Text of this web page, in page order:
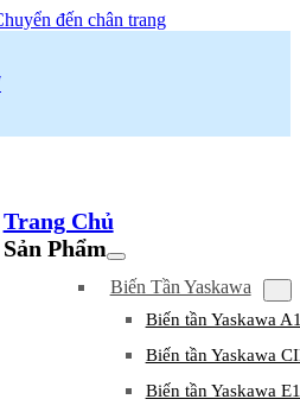
đến chân trang
Trang Chủ
Sản Phẩm
Biến Tần Yaskawa
Biến tần Yaskawa
Biến tần Yaskawa
Biến tần Yaskawa